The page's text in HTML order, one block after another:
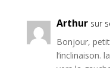
Arthur sur
Bonjour,
l’inclinaison.